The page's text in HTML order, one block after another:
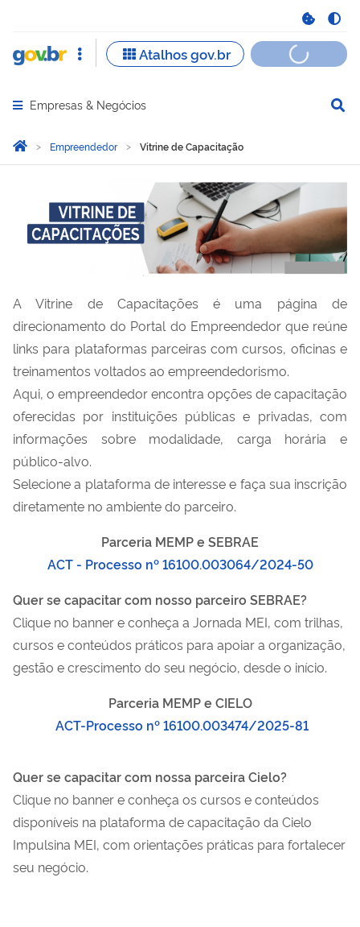
Abrir menu principal de navegação
Empresas & Negócios
Você está aqui:
Página Inicial
Empreendedor Vitrine de Capacitação
Vitrine de Capacitação
A Vitrine de Capacitações é uma página de
direcionamento do Portal do Empreendedor que reúne
links para plataformas parceiras com cursos, oficinas e
treinamentos voltados ao empreendedorismo.
Aqui, o empreendedor encontra opções de capacitação
oferecidas por instituições públicas e privadas, com
informações sobre modalidade, carga horária e
público-alvo.
Selecione a plataforma de interesse e faça sua inscrição
diretamente no ambiente do parceiro.
Parceria MEMP e SEBRAE
ACT - Processo nº 16100.003064/2024-50
Quer se capacitar com nosso parceiro SEBRAE?
Clique no banner e conheça a Jornada MEI, com trilhas,
cursos e conteúdos práticos para apoiar a organização,
gestão e crescimento do seu negócio, desde o início.
Parceria MEMP e CIELO
ACT-Processo nº 16100.003474/2025-81
Quer se capacitar com nossa parceira Cielo?
Clique no banner e conheça os cursos e conteúdos
disponíveis na plataforma de capacitação da Cielo
Impulsina MEI, com orientações práticas para fortalecer
seu negócio.